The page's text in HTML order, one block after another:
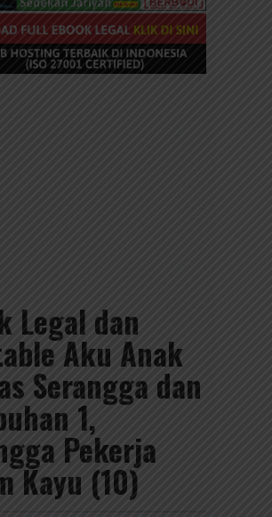
Legal dan
Aku Anak
Serangga dan
1,
Pekerja
Kayu (10)